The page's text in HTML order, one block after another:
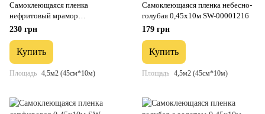
Самоклеющаяся пленка
нефритовый мрамор
серебрянные соты 0,45х10м SW-
230 грн
Купить
Площадь 4,5м2 (45см*10м)
Самоклеющаяся пленка небесно-
голубая 0,45х10м SW-00001216
179 грн
Купить
Площадь 4,5м2 (45см*10м)